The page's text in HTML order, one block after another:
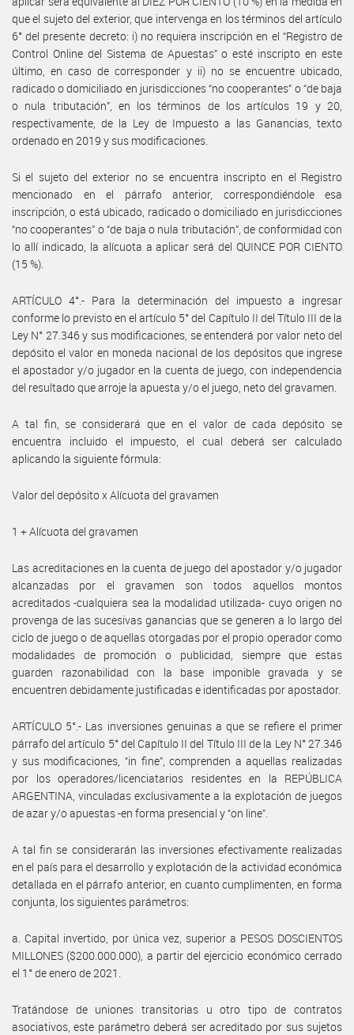
que el sujeto del exterior, que intervenga en los términos del artículo
6° del presente decreto: i) no requiera inscripción en el “Registro de
Control Online del Sistema de Apuestas” o esté inscripto en este
último, en caso de corresponder y ii) no se encuentre ubicado,
radicado o domiciliado en jurisdicciones “no cooperantes” o “de baja
o nula tributación”, en los términos de los artículos 19 y 20,
respectivamente, de la Ley de Impuesto a las Ganancias, texto
ordenado en 2019 y sus modificaciones.
Si el sujeto del exterior no se encuentra inscripto en el Registro
mencionado en el párrafo anterior, correspondiéndole esa
inscripción, o está ubicado, radicado o domiciliado en jurisdicciones
“no cooperantes” o “de baja o nula tributación”, de conformidad con
lo allí indicado, la alícuota a aplicar será del QUINCE POR CIENTO
(15 %).
ARTÍCULO 4°.- Para la determinación del impuesto a ingresar
conforme lo previsto en el artículo 5° del Capítulo II del Título III de la
Ley N° 27.346 y sus modificaciones, se entenderá por valor neto del
depósito el valor en moneda nacional de los depósitos que ingrese
el apostador y/o jugador en la cuenta de juego, con independencia
del resultado que arroje la apuesta y/o el juego, neto del gravamen.
A tal fin, se considerará que en el valor de cada depósito se
encuentra incluido el impuesto, el cual deberá ser calculado
aplicando la siguiente fórmula:
Valor del depósito x Alícuota del gravamen
1 + Alícuota del gravamen
Las acreditaciones en la cuenta de juego del apostador y/o jugador
alcanzadas por el gravamen son todos aquellos montos
acreditados -cualquiera sea la modalidad utilizada- cuyo origen no
provenga de las sucesivas ganancias que se generen a lo largo del
ciclo de juego o de aquellas otorgadas por el propio operador como
modalidades de promoción o publicidad, siempre que estas
guarden razonabilidad con la base imponible gravada y se
encuentren debidamente justificadas e identificadas por apostador.
ARTÍCULO 5°.- Las inversiones genuinas a que se refiere el primer
párrafo del artículo 5° del Capítulo II del Título III de la Ley N° 27.346
y sus modificaciones, “in fine”, comprenden a aquellas realizadas
por los operadores/licenciatarios residentes en la REPÚBLICA
ARGENTINA, vinculadas exclusivamente a la explotación de juegos
de azar y/o apuestas -en forma presencial y “on line”.
A tal fin se considerarán las inversiones efectivamente realizadas
en el país para el desarrollo y explotación de la actividad económica
detallada en el párrafo anterior, en cuanto cumplimenten, en forma
conjunta, los siguientes parámetros:
a. Capital invertido, por única vez, superior a PESOS DOSCIENTOS
MILLONES ($200.000.000), a partir del ejercicio económico cerrado
el 1° de enero de 2021.
Tratándose de uniones transitorias u otro tipo de contratos
asociativos, este parámetro deberá ser acreditado por sus sujetos